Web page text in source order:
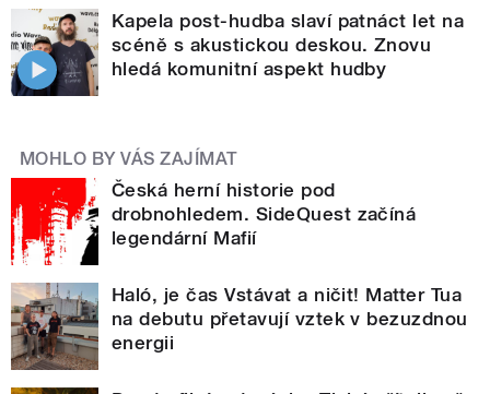
Kapela post-hudba slaví patnáct let na
scéně s akustickou deskou. Znovu
hledá komunitní aspekt hudby
MOHLO BY VÁS ZAJÍMAT
Česká herní historie pod
drobnohledem. SideQuest začíná
legendární Mafií
Haló, je čas Vstávat a ničit! Matter Tua
na debutu přetavují vztek v bezuzdnou
energii